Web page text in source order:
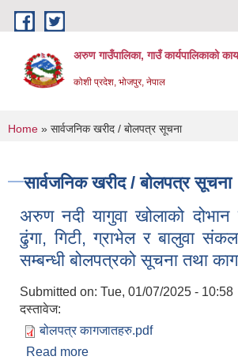
Skip to main content
अरुण गाउँपालिका, गाउँ कार्यपालिकाको
कोशी प्रदेश, भोजपुर, नेपाल
You are here
Home » सार्वजनिक खरीद / बोलपत्र सूचना
सार्वजनिक खरीद / बोलपत्र सूचना
अरुण नदी यागुवा खोलाको
ढुंगा, गिटी, ग्राभेल र बालुवा
सम्बन्धी बोलपत्रको सूचना तथा
Submitted on: Tue, 01/07/2025 - 10:58
दस्तावेज:
बोलपत्र कागजातहरु.pdf
Read more